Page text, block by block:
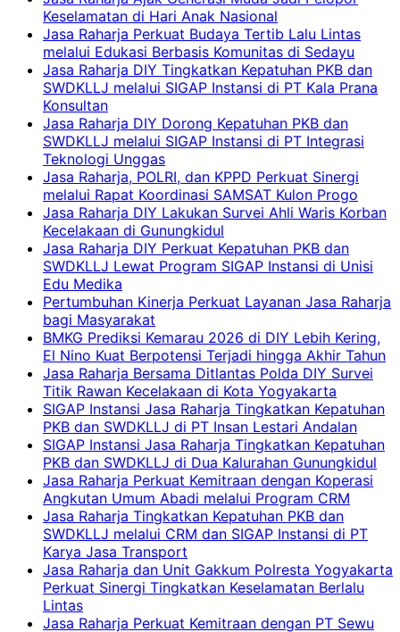
Keselamatan di Hari Anak Nasional
Jasa Raharja Perkuat Budaya Tertib Lalu Lintas
melalui Edukasi Berbasis Komunitas di Sedayu
Jasa Raharja DIY Tingkatkan Kepatuhan PKB dan
SWDKLLJ melalui SIGAP Instansi di PT Kala Prana
Konsultan
Jasa Raharja DIY Dorong Kepatuhan PKB dan
SWDKLLJ melalui SIGAP Instansi di PT Integrasi
Teknologi Unggas
Jasa Raharja, POLRI, dan KPPD Perkuat Sinergi
melalui Rapat Koordinasi SAMSAT Kulon Progo
Jasa Raharja DIY Lakukan Survei Ahli Waris Korban
Kecelakaan di Gunungkidul
Jasa Raharja DIY Perkuat Kepatuhan PKB dan
SWDKLLJ Lewat Program SIGAP Instansi di Unisi
Edu Medika
Pertumbuhan Kinerja Perkuat Layanan Jasa Raharja
bagi Masyarakat
BMKG Prediksi Kemarau 2026 di DIY Lebih Kering,
El Nino Kuat Berpotensi Terjadi hingga Akhir Tahun
Jasa Raharja Bersama Ditlantas Polda DIY Survei
Titik Rawan Kecelakaan di Kota Yogyakarta
SIGAP Instansi Jasa Raharja Tingkatkan Kepatuhan
PKB dan SWDKLLJ di PT Insan Lestari Andalan
SIGAP Instansi Jasa Raharja Tingkatkan Kepatuhan
PKB dan SWDKLLJ di Dua Kalurahan Gunungkidul
Jasa Raharja Perkuat Kemitraan dengan Koperasi
Angkutan Umum Abadi melalui Program CRM
Jasa Raharja Tingkatkan Kepatuhan PKB dan
SWDKLLJ melalui CRM dan SIGAP Instansi di PT
Karya Jasa Transport
Jasa Raharja dan Unit Gakkum Polresta Yogyakarta
Perkuat Sinergi Tingkatkan Keselamatan Berlalu
Lintas
Jasa Raharja Perkuat Kemitraan dengan PT Sewu